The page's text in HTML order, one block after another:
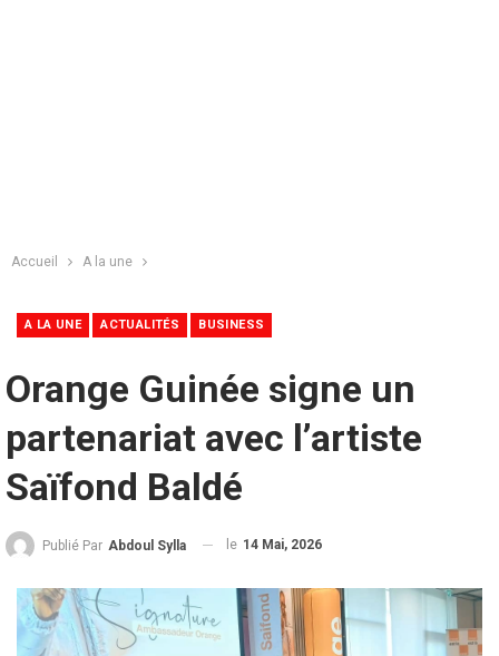
Accueil A la une
A LA UNE ACTUALITÉS BUSINESS
Orange Guinée signe un
partenariat avec l’artiste
Saïfond Baldé
Publié Par Abdoul Sylla le 14 Mai, 2026